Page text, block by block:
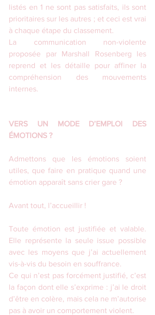
listés en 1 ne sont pas satisfaits, ils sont
prioritaires sur les autres ; et ceci est vrai
à chaque étape du classement.
La communication non-violente
proposée par Marshall Rosenberg les
reprend et les détaille pour affiner la
compréhension des mouvements
internes.
VERS UN MODE D’EMPLOI DES
ÉMOTIONS ?
Admettons que les émotions soient
utiles, que faire en pratique quand une
émotion apparaît sans crier gare ?
Avant tout, l’accueillir !
Toute émotion est justifiée et valable.
Elle représente la seule issue possible
avec les moyens que j’ai actuellement
vis-à-vis du besoin en souffrance.
Ce qui n’est pas forcément justifié, c’est
la façon dont elle s’exprime : j’ai le droit
d’être en colère, mais cela ne m’autorise
pas à avoir un comportement violent.